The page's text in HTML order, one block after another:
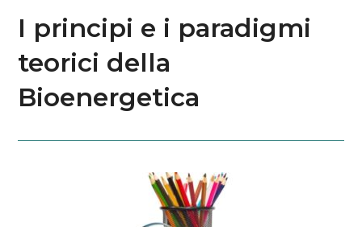
I principi e i paradigmi
teorici della
Bioenergetica